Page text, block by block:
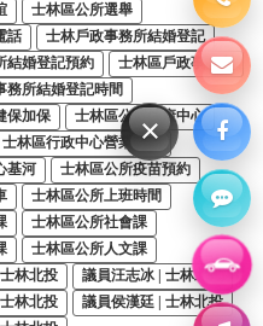
士林區公所選舉
話
士林戶政事務所結婚登記
結婚登記預約
士林區戶政事務所
務所結婚登記時間
保加保
士林區公所健康中心
士林區行政中心營業時間
基河
士林區公所疫苗預約
士林區公所上班時間
士林區公所社會課
士林區公所人文課
林北投
議員汪志冰 | 士林北投
林北投
議員侯漢廷 | 士林北投
×